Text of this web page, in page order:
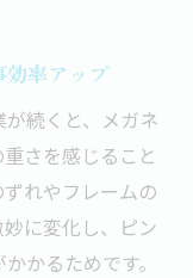
ときの対処法
判と対処法の
ーニングを受
効率アップ
続くと、メガネ
さを感じること
れやフレームの
に変化し、ピン
かるためです。